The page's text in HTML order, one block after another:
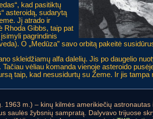
kad pasitiktų
asteroidą, sudarytą
Jį atrado ir
Rhoda Gibbs, taip pat
pagrindinis
O „Medūza” savo orbitą pakeitė
skleidžiamų alfa dalelių. Jis po daugelio
vėliau komanda vienoje asteroido
taip, kad nesusidurtų su Žeme. Ir jis tampa
1963 m.) – kinų kilmės amerikiečių astronautas
saulės žybsnių sampratą. Dalyvavo trijuose